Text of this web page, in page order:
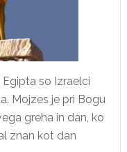
so Izraelci
Mojzes je pri Bogu
greha in dan, ko
znan kot dan